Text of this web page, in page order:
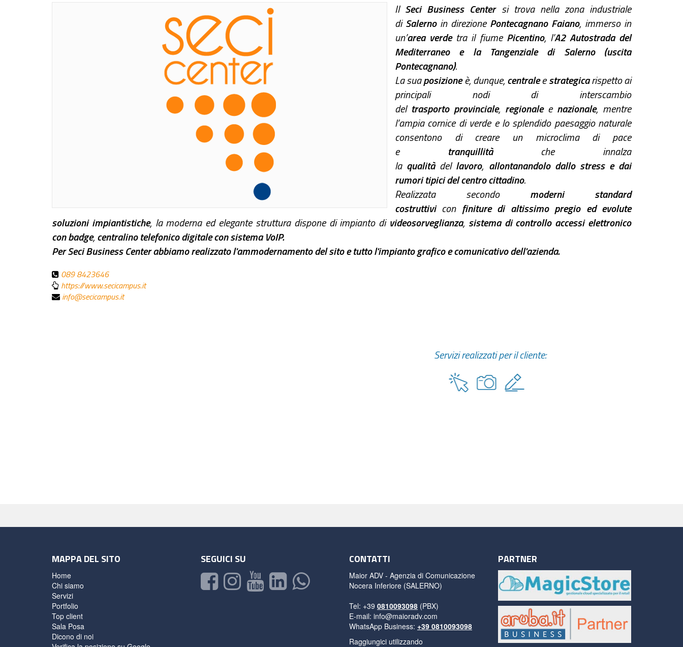
Il Seci Business Centersi trova nella zona industriale
diSalerno in direzionePontecagnano Faiano, immerso in
un’area verdetra il fiume Picentino, l’A2 Autostrada del
Mediterraneo e la Tangenziale di Salerno (uscita
Pontecagnano).
La suaposizioneè, dunque,centraleestrategicarispetto ai
principali nodi di interscambio
del trasporto provinciale, regionale e nazionale, mentre
l’ampia cornice di verde e lo splendido paesaggio naturale
consentono di creare un microclima di pace
e tranquillità che innalza
la qualità del lavoro, allontanandolo dallo stress e dai
rumori tipici del centro cittadino.
Realizzata secondo moderni standard
costruttivicon finiture di altissimo pregio ed evolute
soluzioni impiantistiche, la moderna ed elegante struttura dispone di impianto di videosorveglianza, sistema di controllo accessi elettronico
conbadge,centralino telefonico digitale consistema VoIP.
Per Seci Business Center abbiamo realizzato l'ammodernamento del sito e tutto l'impianto grafico e comunicativo dell'azienda.
089 8423646
https://www.secicampus.it
info@secicampus.it
Servizi realizzati per il cliente:
MAPPA DEL SITO
Home
Chi siamo
Servizi
Portfolio
Top client
Sala Posa
Dicono di noi
SEGUICI SU CONTATTI
Maior ADV - Agenzia di Comunicazione
Nocera Inferiore (SALERNO)
Tel: +39 0810093098 (PBX)
E-mail: info@maioradv.com
WhatsApp Business: +39 0810093098
Raggiungici utilizzando
PARTNER